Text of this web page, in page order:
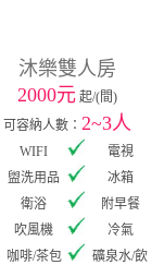
沐樂雙人房
2000元 起/(間)
可容納人數： 2~3人
WIFI
電視
盥洗用品
冰箱
衛浴
附早餐
吹風機
冷氣
咖啡/茶包
礦泉水/飲